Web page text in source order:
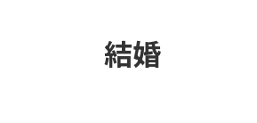
結婚